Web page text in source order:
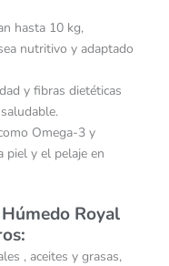
hasta 10 kg,
nutritivo y adaptado
y fibras dietéticas
Omega-3 y
piel y el pelaje en
Royal
, aceites y grasas,